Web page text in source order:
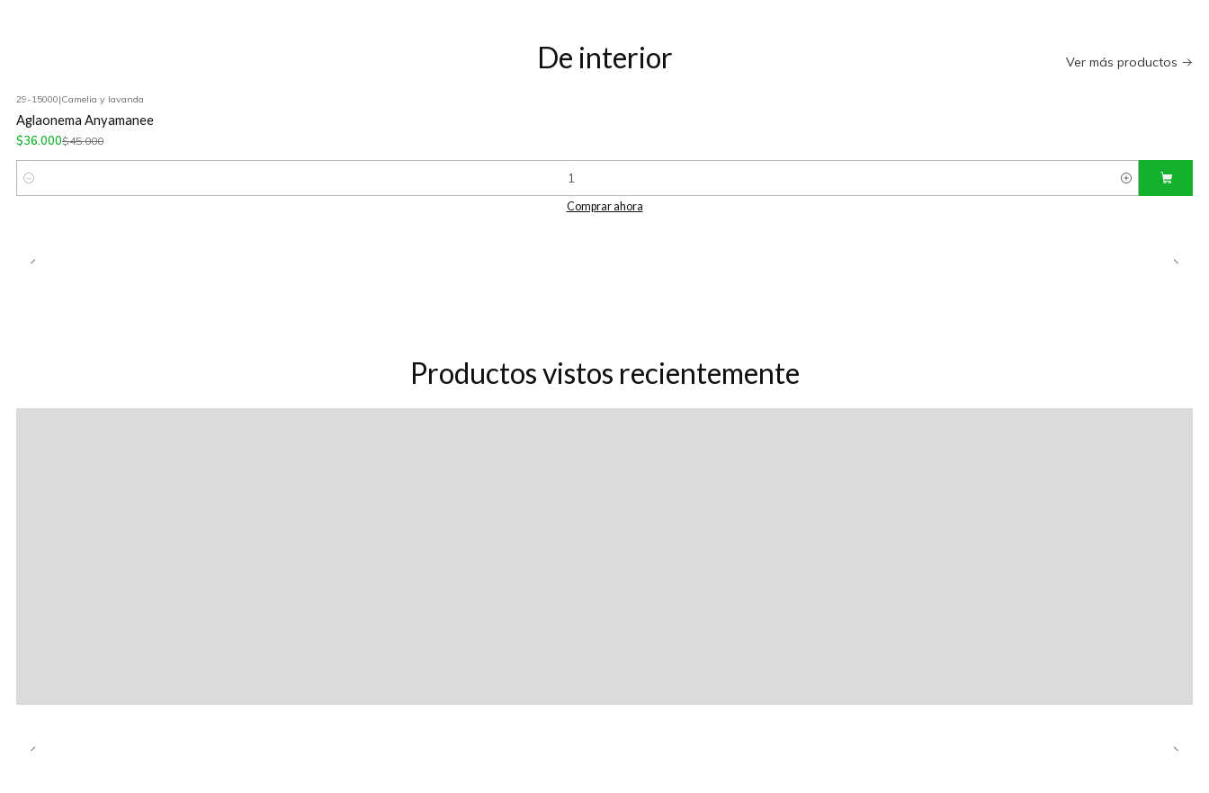
De interior Ver más productos
29-15000|Camelia y lavanda
Aglaonema Anyamanee
$36.000$45.000
Cantidad
Comprar ahora
Productos vistos recientemente